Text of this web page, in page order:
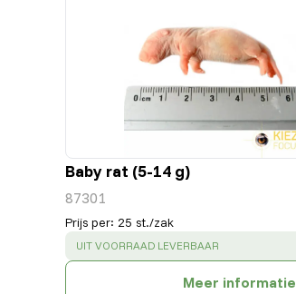
Baby rat (5-14 g)
87301
Prijs per: 25 st./zak
SUCCESS:
UIT VOORRAAD LEVERBAAR
Meer informatie